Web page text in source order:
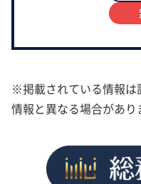
※掲載されている情報は
情報と異なる場合があり